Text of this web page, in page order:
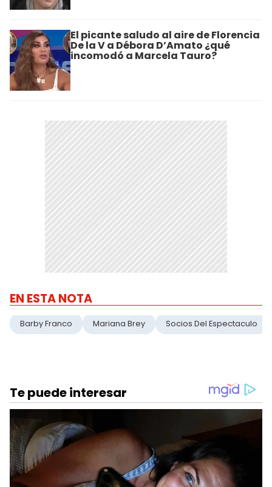
El picante saludo al aire de Florencia
De la V a Débora D’Amato ¿qué
incomodó a Marcela Tauro?
EN ESTA NOTA
Barby Franco Mariana Brey Socios Del Espectaculo